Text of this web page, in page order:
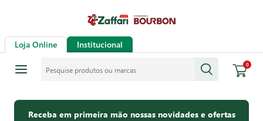
Loja Online Institucional
0
Receba em primeira mão nossas novidades e ofertas